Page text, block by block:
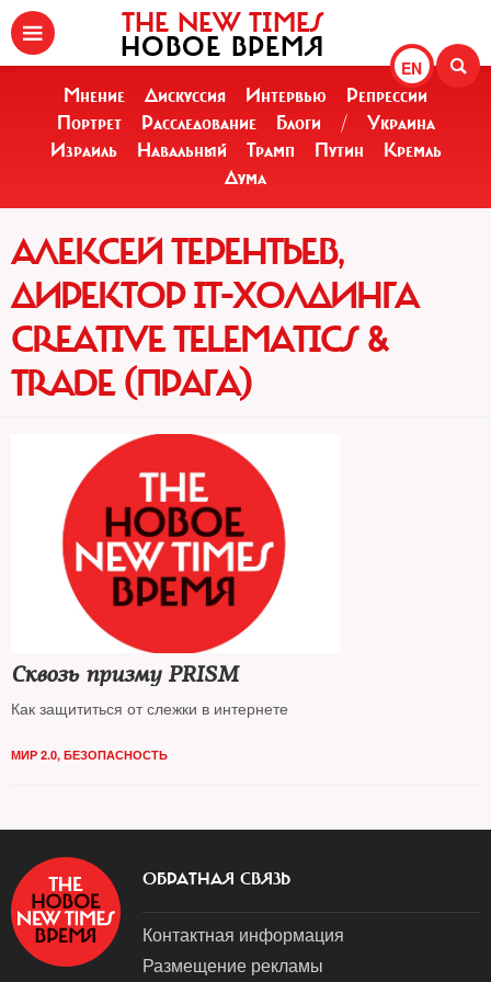
EN
THE NEW TIMES
НОВОЕ ВРЕМЯ
Мнение Дискуссия Интервью
Репрессии
Портрет
Расследование Блоги /
Украина
Израиль
Навальный Трамп Путин
Кремль
Дума
АЛЕКСЕЙ ТЕРЕНТЬЕВ,
ДИРЕКТОР IT-ХОЛДИНГА
CREATIVE TELEMATICS &
TRADE (ПРАГА)
Сквозь призму PRISM
Как защититься от слежки в интернете
МИР 2.0, БЕЗОПАСНОСТЬ
ОБРАТНАЯ СВЯЗЬ
Контактная информация
Размещение рекламы